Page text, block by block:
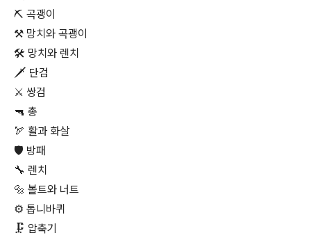
⛏ 곡괭이
⚒ 망치와 곡괭이
🛠 망치와 렌치
🗡 단검
⚔ 쌍검
🔫 총
🏹 활과 화살
🛡 방패
🔧 렌치
🔩 볼트와 너트
⚙ 톱니바퀴
🗜 압축기